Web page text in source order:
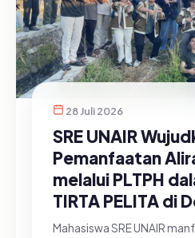
28 Juli 2026
SRE UNAIR
Pemanfaatan
melalui PLTPH
TIRTA PELITA di
Mahasiswa SRE UNAIR